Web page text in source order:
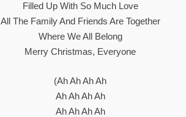
Filled Up With So Much Love
All The Family And Friends Are Together
Where We All Belong
Merry Christmas, Everyone
(Ah Ah Ah Ah
Ah Ah Ah Ah
Ah Ah Ah Ah